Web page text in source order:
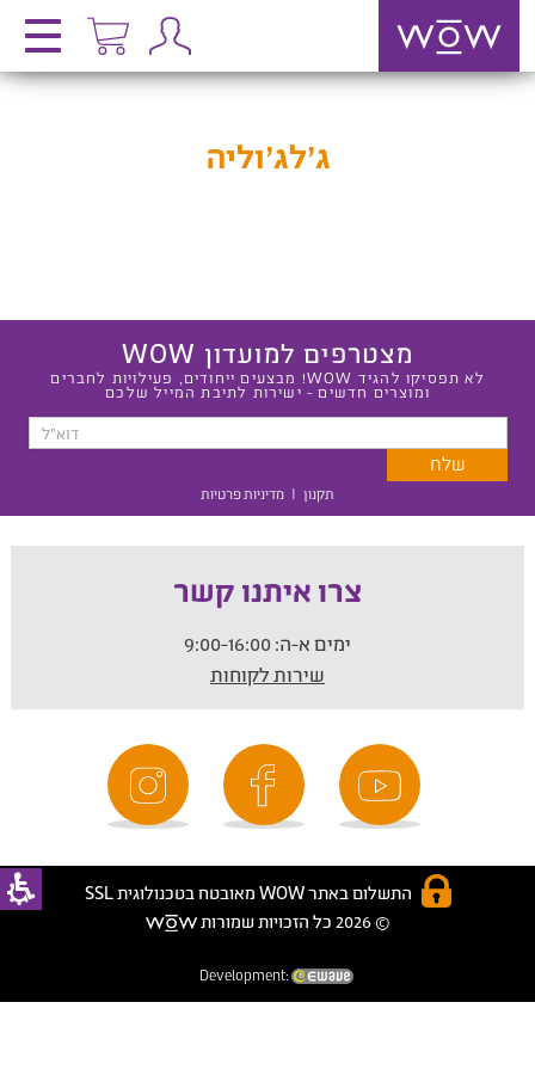
ג’לג’וליה
מצטרפים למועדון WOW
לא תפסיקו להגיד WOW! מבצעים ייחודים, פעילויות לחברים
ומוצרים חדשים - ישירות לתיבת המייל שלכם
תקנון | מדיניות פרטיות
צרו איתנו קשר
ימים א-ה:
שירות לקוחות
התשלום באתר WOW מאובטח בטכנולוגית SSL
© 2026 כל הזכויות שמורות
Development: